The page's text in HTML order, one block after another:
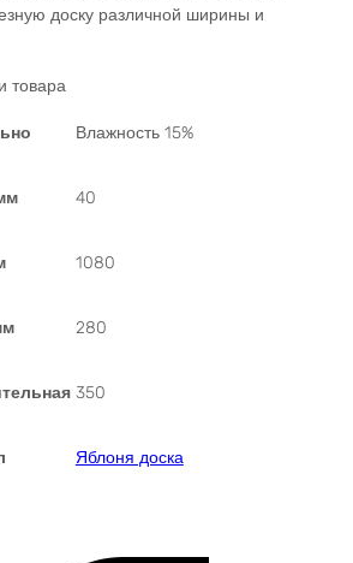
доску различной ширины и
товара
Влажность 15%
40
1080
280
350
Яблоня доска